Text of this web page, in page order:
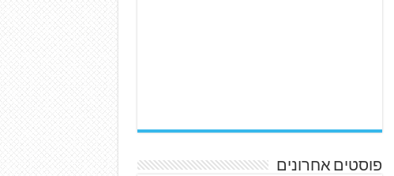
פוסטים אחרונים